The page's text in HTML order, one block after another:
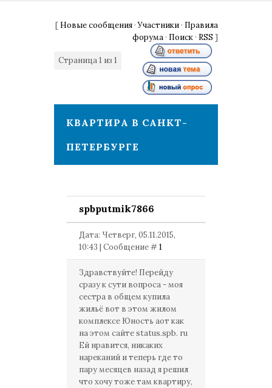
[ Новые сообщения ·Участники · Правила
форума · Поиск · RSS ]
Страница1 из 1
КВАРТИРА В САНКТ-
ПЕТЕРБУРГЕ
spbputmik7866
Дата: Четверг, 05.11.2015,
10:43 | Сообщение #1
Здравствуйте! Перейду
сразу к сути вопроса - моя
сестра в общем купила
жильё вот в этом жилом
комплексе Юность аот как
на этом сайте status.spb. ru
Ей нравится, никаких
нареканий и теперь где то
пару месяцев назад я решил
что хочу тоже там квартиру,